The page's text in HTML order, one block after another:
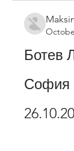
Ботев
София